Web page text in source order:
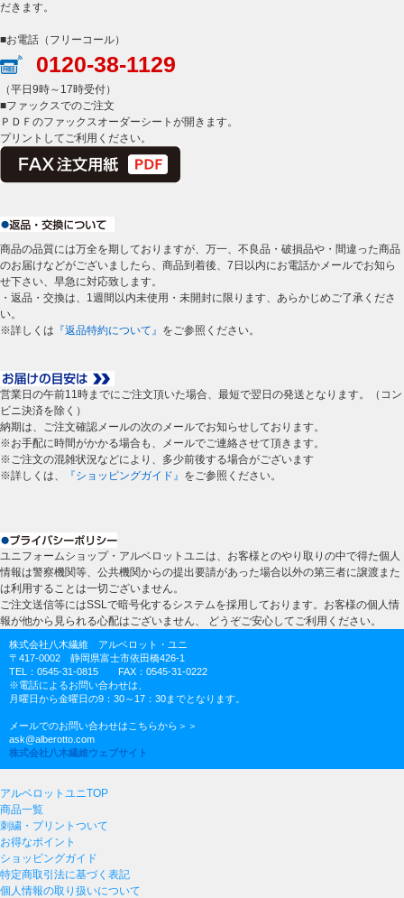
だきます。
■お電話（フリーコール）
0120-38-1129
（平日9時～17時受付）
■ファックスでのご注文
ＰＤＦのファックスオーダーシートが開きます。
プリントしてご利用ください。
商品の品質には万全を期しておりますが、万一、不良品・破損品や・間違った商品
のお届けなどがございましたら、商品到着後、7日以内にお電話かメールでお知ら
せ下さい、早急に対応致します。
・返品・交換は、1週間以内未使用・未開封に限ります、あらかじめご了承くださ
い。
※詳しくは 『返品特約について』 をご参照ください。
営業日の午前11時までにご注文頂いた場合、最短で翌日の発送となります。（コン
ビニ決済を除く）
納期は、ご注文確認メールの次のメールでお知らせしております。
※お手配に時間がかかる場合も、メールでご連絡させて頂きます。
※ご注文の混雑状況などにより、多少前後する場合がございます
※詳しくは、
『ショッピングガイド』 をご参照ください。
ユニフォームショップ・アルベロットユニは、お客様とのやり取りの中で得た個人
情報は警察機関等、公共機関からの提出要請があった場合以外の第三者に譲渡また
は利用することは一切ございません。
ご注文送信等にはSSLで暗号化するシステムを採用しております。お客様の個人情
報が他から見られる心配はございません、 どうぞご安心してご利用ください。
株式会社八木繊維 アルベロット・ユニ
〒417-0002 静岡県富士市依田橋426-1
TEL：0545-31-0815 FAX：0545-31-0222
※電話によるお問い合わせは、
月曜日から金曜日の9：30～17：30までとなります。
メールでのお問い合わせはこちらから＞＞
ask@alberotto.com
株式会社八木繊維ウェブサイト
アルベロットユニTOP
商品一覧
刺繍・プリントついて
お得なポイント
ショッピングガイド
特定商取引法に基づく表記
個人情報の取り扱いについて